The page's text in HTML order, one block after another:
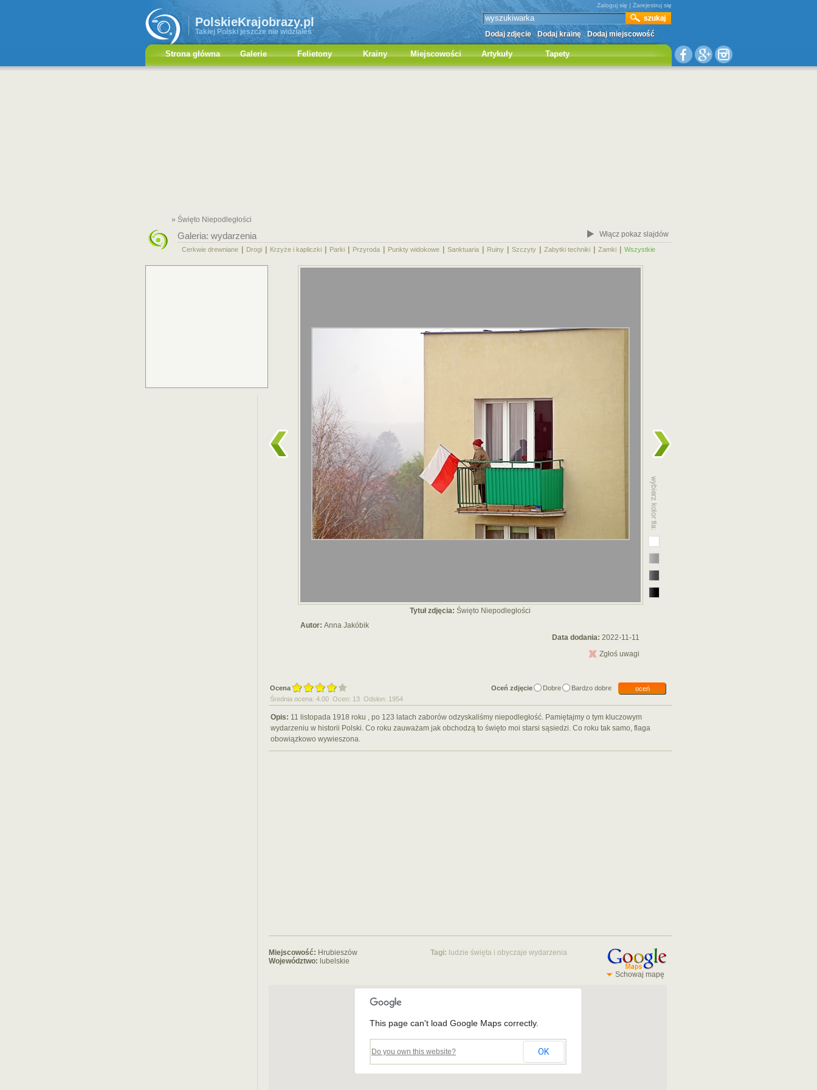
PolskieKrajobrazy.pl
Takiej Polski jeszcze nie widziałeś
Zaloguj się | Zarejestruj się
Dodaj zdjęcie Dodaj krainę Dodaj miejscowość
Strona główna Galerie Felietony Krainy Miejscowości Artykuły Tapety
» Święto Niepodległości
Galeria: wydarzenia Włącz pokaz slajdów
Cerkwie drewniane Drogi Krzyże i kapliczki Parki Przyroda Punkty widokowe Sanktuaria Ruiny Szczyty Zabytki techniki Zamki Wszystkie
Tytuł zdjęcia: Święto Niepodległości
Autor: Anna Jakóbik
Data dodania: 2022-11-11
Zgłoś uwagi
Ocena Oceń zdjęcie Dobre Bardzo dobre
oceń
Średnia ocena: 4.00 Ocen: 13 Odsłon: 1954
Opis: 11 listopada 1918 roku , po 123 latach zaborów odzyskaliśmy niepodległość. Pamiętajmy o tym kluczowym
wydarzeniu w historii Polski. Co roku zauważam jak obchodzą to święto moi starsi sąsiedzi. Co roku tak samo, flaga
obowiązkowo wywieszona.
Miejscowość: Hrubieszów
Województwo: lubelskie
Tagi: ludzie święta i obyczaje wydarzenia
Schowaj mapę
This page can't load Google Maps correctly.
Do you own this website? OK